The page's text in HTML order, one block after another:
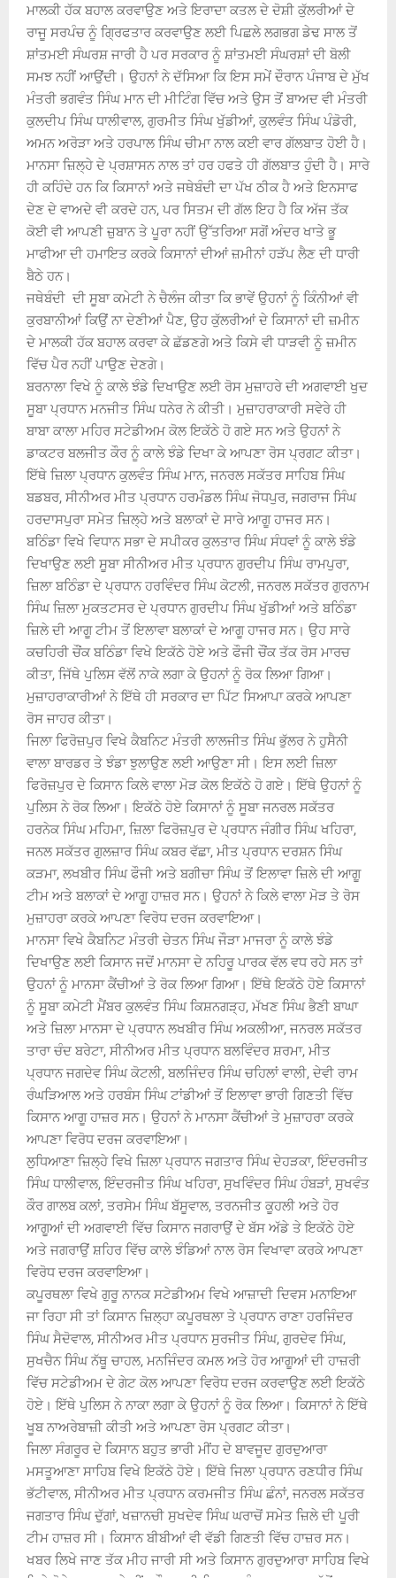
ਮਾਲਕੀ ਹੱਕ ਬਹਾਲ ਕਰਵਾਉਣ ਅਤੇ ਇਰਾਦਾ ਕਤਲ ਦੇ ਦੋਸ਼ੀ ਕੁੱਲਰੀਆਂ ਦੇ
ਰਾਜੂ ਸਰਪੰਚ ਨੂੰ ਗ੍ਰਿਫਤਾਰ ਕਰਵਾਉਣ ਲਈ ਪਿਛਲੇ ਲਗਭਗ ਡੇਢ ਸਾਲ ਤੋਂ
ਸ਼ਾਂਤਮਈ ਸੰਘਰਸ਼ ਜਾਰੀ ਹੈ ਪਰ ਸਰਕਾਰ ਨੂੰ ਸ਼ਾਂਤਮਈ ਸੰਘਰਸ਼ਾਂ ਦੀ ਬੋਲੀ
ਸਮਝ ਨਹੀਂ ਆਉਂਦੀ। ਉਹਨਾਂ ਨੇ ਦੱਸਿਆ ਕਿ ਇਸ ਸਮੇਂ ਦੌਰਾਨ ਪੰਜਾਬ ਦੇ ਮੁੱਖ
ਮੰਤਰੀ ਭਗਵੰਤ ਸਿੰਘ ਮਾਨ ਦੀ ਮੀਟਿੰਗ ਵਿੱਚ ਅਤੇ ਉਸ ਤੋਂ ਬਾਅਦ ਵੀ ਮੰਤਰੀ
ਕੁਲਦੀਪ ਸਿੰਘ ਧਾਲੀਵਾਲ, ਗੁਰਮੀਤ ਸਿੰਘ ਖੁੱਡੀਆਂ, ਕੁਲਵੰਤ ਸਿੰਘ ਪੰਡੋਰੀ,
ਅਮਨ ਅਰੋੜਾ ਅਤੇ ਹਰਪਾਲ ਸਿੰਘ ਚੀਮਾ ਨਾਲ ਕਈ ਵਾਰ ਗੱਲਬਾਤ ਹੋਈ ਹੈ।
ਮਾਨਸਾ ਜ਼ਿਲ੍ਹੇ ਦੇ ਪ੍ਰਸ਼ਾਸਨ ਨਾਲ ਤਾਂ ਹਰ ਹਫਤੇ ਹੀ ਗੱਲਬਾਤ ਹੁੰਦੀ ਹੈ। ਸਾਰੇ
ਹੀ ਕਹਿੰਦੇ ਹਨ ਕਿ ਕਿਸਾਨਾਂ ਅਤੇ ਜਥੇਬੰਦੀ ਦਾ ਪੱਖ ਠੀਕ ਹੈ ਅਤੇ ਇਨਸਾਫ
ਦੇਣ ਦੇ ਵਾਅਦੇ ਵੀ ਕਰਦੇ ਹਨ, ਪਰ ਸਿਤਮ ਦੀ ਗੱਲ ਇਹ ਹੈ ਕਿ ਅੱਜ ਤੱਕ
ਕੋਈ ਵੀ ਆਪਣੀ ਜ਼ੁਬਾਨ ਤੇ ਪੂਰਾ ਨਹੀਂ ਉੱਤਰਿਆ ਸਗੋਂ ਅੰਦਰ ਖਾਤੇ ਭੂ
ਮਾਫੀਆ ਦੀ ਹਮਾਇਤ ਕਰਕੇ ਕਿਸਾਨਾਂ ਦੀਆਂ ਜ਼ਮੀਨਾਂ ਹੜੱਪ ਲੈਣ ਦੀ ਧਾਰੀ
ਬੈਠੇ ਹਨ।
ਜਥੇਬੰਦੀ ਦੀ ਸੂਬਾ ਕਮੇਟੀ ਨੇ ਚੈਲੰਜ ਕੀਤਾ ਕਿ ਭਾਵੇਂ ਉਹਨਾਂ ਨੂੰ ਕਿੰਨੀਆਂ ਵੀ
ਕੁਰਬਾਨੀਆਂ ਕਿਉਂ ਨਾ ਦੇਣੀਆਂ ਪੈਣ, ਉਹ ਕੁੱਲਰੀਆਂ ਦੇ ਕਿਸਾਨਾਂ ਦੀ ਜ਼ਮੀਨ
ਦੇ ਮਾਲਕੀ ਹੱਕ ਬਹਾਲ ਕਰਵਾ ਕੇ ਛੱਡਣਗੇ ਅਤੇ ਕਿਸੇ ਵੀ ਧਾੜਵੀ ਨੂੰ ਜ਼ਮੀਨ
ਵਿੱਚ ਪੈਰ ਨਹੀਂ ਪਾਉਣ ਦੇਣਗੇ।
ਬਰਨਾਲਾ ਵਿਖੇ ਨੂੰ ਕਾਲੇ ਝੰਡੇ ਦਿਖਾਉਣ ਲਈ ਰੋਸ ਮੁਜ਼ਾਹਰੇ ਦੀ ਅਗਵਾਈ ਖੁਦ
ਸੂਬਾ ਪ੍ਰਧਾਨ ਮਨਜੀਤ ਸਿੰਘ ਧਨੇਰ ਨੇ ਕੀਤੀ। ਮੁਜ਼ਾਹਰਾਕਾਰੀ ਸਵੇਰੇ ਹੀ
ਬਾਬਾ ਕਾਲਾ ਮਹਿਰ ਸਟੇਡੀਅਮ ਕੋਲ ਇਕੱਠੇ ਹੋ ਗਏ ਸਨ ਅਤੇ ਉਹਨਾਂ ਨੇ
ਡਾਕਟਰ ਬਲਜੀਤ ਕੌਰ ਨੂੰ ਕਾਲੇ ਝੰਡੇ ਦਿਖਾ ਕੇ ਆਪਣਾ ਰੋਸ ਪ੍ਰਗਟ ਕੀਤਾ।
ਇੱਥੇ ਜ਼ਿਲਾ ਪ੍ਰਧਾਨ ਕੁਲਵੰਤ ਸਿੰਘ ਮਾਨ, ਜਨਰਲ ਸਕੱਤਰ ਸਾਹਿਬ ਸਿੰਘ
ਬਡਬਰ, ਸੀਨੀਅਰ ਮੀਤ ਪ੍ਰਧਾਨ ਹਰਮੰਡਲ ਸਿੰਘ ਜੋਧਪੁਰ, ਜਗਰਾਜ ਸਿੰਘ
ਹਰਦਾਸਪੁਰਾ ਸਮੇਤ ਜ਼ਿਲ੍ਹੇ ਅਤੇ ਬਲਾਕਾਂ ਦੇ ਸਾਰੇ ਆਗੂ ਹਾਜਰ ਸਨ।
ਬਠਿੰਡਾ ਵਿਖੇ ਵਿਧਾਨ ਸਭਾ ਦੇ ਸਪੀਕਰ ਕੁਲਤਾਰ ਸਿੰਘ ਸੰਧਵਾਂ ਨੂੰ ਕਾਲੇ ਝੰਡੇ
ਦਿਖਾਉਣ ਲਈ ਸੂਬਾ ਸੀਨੀਅਰ ਮੀਤ ਪ੍ਰਧਾਨ ਗੁਰਦੀਪ ਸਿੰਘ ਰਾਮਪੁਰਾ,
ਜ਼ਿਲਾ ਬਠਿੰਡਾ ਦੇ ਪ੍ਰਧਾਨ ਹਰਵਿੰਦਰ ਸਿੰਘ ਕੋਟਲੀ, ਜਨਰਲ ਸਕੱਤਰ ਗੁਰਨਾਮ
ਸਿੰਘ ਜ਼ਿਲਾ ਮੁਕਤਟਸਰ ਦੇ ਪ੍ਰਧਾਨ ਗੁਰਦੀਪ ਸਿੰਘ ਖੁੱਡੀਆਂ ਅਤੇ ਬਠਿੰਡਾ
ਜ਼ਿਲੇ ਦੀ ਆਗੂ ਟੀਮ ਤੋਂ ਇਲਾਵਾ ਬਲਾਕਾਂ ਦੇ ਆਗੂ ਹਾਜਰ ਸਨ। ਉਹ ਸਾਰੇ
ਕਚਹਿਰੀ ਚੌਂਕ ਬਠਿੰਡਾ ਵਿਖੇ ਇਕੱਠੇ ਹੋਏ ਅਤੇ ਫੌਜੀ ਚੌਂਕ ਤੱਕ ਰੋਸ ਮਾਰਚ
ਕੀਤਾ, ਜਿੱਥੇ ਪੁਲਿਸ ਵੱਲੋਂ ਨਾਕੇ ਲਗਾ ਕੇ ਉਹਨਾਂ ਨੂੰ ਰੋਕ ਲਿਆ ਗਿਆ।
ਮੁਜ਼ਾਹਰਾਕਾਰੀਆਂ ਨੇ ਇੱਥੇ ਹੀ ਸਰਕਾਰ ਦਾ ਪਿੱਟ ਸਿਆਪਾ ਕਰਕੇ ਆਪਣਾ
ਰੋਸ ਜਾਹਰ ਕੀਤਾ।
ਜਿਲਾ ਫਿਰੋਜ਼ਪੁਰ ਵਿਖੇ ਕੈਬਨਿਟ ਮੰਤਰੀ ਲਾਲਜੀਤ ਸਿੰਘ ਭੁੱਲਰ ਨੇ ਹੁਸੈਨੀ
ਵਾਲਾ ਬਾਰਡਰ ਤੇ ਝੰਡਾ ਝੁਲਾਉਣ ਲਈ ਆਉਣਾ ਸੀ। ਇਸ ਲਈ ਜ਼ਿਲਾ
ਫਿਰੋਜ਼ਪੁਰ ਦੇ ਕਿਸਾਨ ਕਿਲੇ ਵਾਲਾ ਮੋੜ ਕੋਲ ਇਕੱਠੇ ਹੋ ਗਏ। ਇੱਥੇ ਉਹਨਾਂ ਨੂੰ
ਪੁਲਿਸ ਨੇ ਰੋਕ ਲਿਆ। ਇਕੱਠੇ ਹੋਏ ਕਿਸਾਨਾਂ ਨੂੰ ਸੂਬਾ ਜਨਰਲ ਸਕੱਤਰ
ਹਰਨੇਕ ਸਿੰਘ ਮਹਿਮਾ, ਜ਼ਿਲਾ ਫਿਰੋਜ਼ਪੁਰ ਦੇ ਪ੍ਰਧਾਨ ਜੰਗੀਰ ਸਿੰਘ ਖਹਿਰਾ,
ਜਨਲ ਸਕੱਤਰ ਗੁਲਜ਼ਾਰ ਸਿੰਘ ਕਬਰ ਵੱਛਾ, ਮੀਤ ਪ੍ਰਧਾਨ ਦਰਸ਼ਨ ਸਿੰਘ
ਕੜਮਾ, ਲਖਬੀਰ ਸਿੰਘ ਫੌਜੀ ਅਤੇ ਬਗੀਚਾ ਸਿੰਘ ਤੋਂ ਇਲਾਵਾ ਜ਼ਿਲੇ ਦੀ ਆਗੂ
ਟੀਮ ਅਤੇ ਬਲਾਕਾਂ ਦੇ ਆਗੂ ਹਾਜ਼ਰ ਸਨ। ਉਹਨਾਂ ਨੇ ਕਿਲੇ ਵਾਲਾ ਮੋੜ ਤੇ ਰੋਸ
ਮੁਜ਼ਾਹਰਾ ਕਰਕੇ ਆਪਣਾ ਵਿਰੋਧ ਦਰਜ ਕਰਵਾਇਆ।
ਮਾਨਸਾ ਵਿਖੇ ਕੈਬਨਿਟ ਮੰਤਰੀ ਚੇਤਨ ਸਿੰਘ ਜੌੜਾ ਮਾਜਰਾ ਨੂੰ ਕਾਲੇ ਝੰਡੇ
ਦਿਖਾਉਣ ਲਈ ਕਿਸਾਨ ਜਦੋਂ ਮਾਨਸਾ ਦੇ ਨਹਿਰੂ ਪਾਰਕ ਵੱਲ ਵਧ ਰਹੇ ਸਨ ਤਾਂ
ਉਹਨਾਂ ਨੂੰ ਮਾਨਸਾ ਕੈਂਚੀਆਂ ਤੇ ਰੋਕ ਲਿਆ ਗਿਆ। ਇੱਥੇ ਇਕੱਠੇ ਹੋਏ ਕਿਸਾਨਾਂ
ਨੂੰ ਸੂਬਾ ਕਮੇਟੀ ਮੈਂਬਰ ਕੁਲਵੰਤ ਸਿੰਘ ਕਿਸ਼ਨਗੜ੍ਹ, ਮੱਖਣ ਸਿੰਘ ਭੈਣੀ ਬਾਘਾ
ਅਤੇ ਜ਼ਿਲਾ ਮਾਨਸਾ ਦੇ ਪ੍ਰਧਾਨ ਲਖਬੀਰ ਸਿੰਘ ਅਕਲੀਆ, ਜਨਰਲ ਸਕੱਤਰ
ਤਾਰਾ ਚੰਦ ਬਰੇਟਾ, ਸੀਨੀਅਰ ਮੀਤ ਪ੍ਰਧਾਨ ਬਲਵਿੰਦਰ ਸ਼ਰਮਾ, ਮੀਤ
ਪ੍ਰਧਾਨ ਜਗਦੇਵ ਸਿੰਘ ਕੋਟਲੀ, ਬਲਜਿੰਦਰ ਸਿੰਘ ਚਹਿਲਾਂ ਵਾਲੀ, ਦੇਵੀ ਰਾਮ
ਰੰਘੜਿਆਲ ਅਤੇ ਹਰਬੰਸ ਸਿੰਘ ਟਾਂਡੀਆਂ ਤੋਂ ਇਲਾਵਾ ਭਾਰੀ ਗਿਣਤੀ ਵਿੱਚ
ਕਿਸਾਨ ਆਗੂ ਹਾਜ਼ਰ ਸਨ। ਉਹਨਾਂ ਨੇ ਮਾਨਸਾ ਕੈਂਚੀਆਂ ਤੇ ਮੁਜ਼ਾਹਰਾ ਕਰਕੇ
ਆਪਣਾ ਵਿਰੋਧ ਦਰਜ ਕਰਵਾਇਆ।
ਲੁਧਿਆਣਾ ਜ਼ਿਲ੍ਹੇ ਵਿਖੇ ਜ਼ਿਲਾ ਪ੍ਰਧਾਨ ਜਗਤਾਰ ਸਿੰਘ ਦੇਹੜਕਾ, ਇੰਦਰਜੀਤ
ਸਿੰਘ ਧਾਲੀਵਾਲ, ਇੰਦਰਜੀਤ ਸਿੰਘ ਖਹਿਰਾ, ਸੁਖਵਿੰਦਰ ਸਿੰਘ ਹੰਬੜਾਂ, ਸੁਖਵੰਤ
ਕੌਰ ਗਾਲਬ ਕਲਾਂ, ਤਰਸੇਮ ਸਿੰਘ ਬੱਸੂਵਾਲ, ਤਰਨਜੀਤ ਕੂਹਲੀ ਅਤੇ ਹੋਰ
ਆਗੂਆਂ ਦੀ ਅਗਵਾਈ ਵਿੱਚ ਕਿਸਾਨ ਜਗਰਾਉਂ ਦੇ ਬੱਸ ਅੱਡੇ ਤੇ ਇਕੱਠੇ ਹੋਏ
ਅਤੇ ਜਗਰਾਉਂ ਸ਼ਹਿਰ ਵਿੱਚ ਕਾਲੇ ਝੰਡਿਆਂ ਨਾਲ ਰੋਸ ਵਿਖਾਵਾ ਕਰਕੇ ਆਪਣਾ
ਵਿਰੋਧ ਦਰਜ ਕਰਵਾਇਆ।
ਕਪੂਰਥਲਾ ਵਿਖੇ ਗੁਰੂ ਨਾਨਕ ਸਟੇਡੀਅਮ ਵਿਖੇ ਆਜ਼ਾਦੀ ਦਿਵਸ ਮਨਾਇਆ
ਜਾ ਰਿਹਾ ਸੀ ਤਾਂ ਕਿਸਾਨ ਜ਼ਿਲ੍ਹਾ ਕਪੂਰਥਲਾ ਤੇ ਪ੍ਰਧਾਨ ਰਾਣਾ ਹਰਜਿੰਦਰ
ਸਿੰਘ ਸੈਦੋਵਾਲ, ਸੀਨੀਅਰ ਮੀਤ ਪ੍ਰਧਾਨ ਸੁਰਜੀਤ ਸਿੰਘ, ਗੁਰਦੇਵ ਸਿੰਘ,
ਸੁਖਚੈਨ ਸਿੰਘ ਨੱਥੂ ਚਾਹਲ, ਮਨਜਿੰਦਰ ਕਮਲ ਅਤੇ ਹੋਰ ਆਗੂਆਂ ਦੀ ਹਾਜ਼ਰੀ
ਵਿੱਚ ਸਟੇਡੀਅਮ ਦੇ ਗੇਟ ਕੋਲ ਆਪਣਾ ਵਿਰੋਧ ਦਰਜ ਕਰਵਾਉਣ ਲਈ ਇਕੱਠੇ
ਹੋਏ। ਇੱਥੇ ਪੁਲਿਸ ਨੇ ਨਾਕਾ ਲਗਾ ਕੇ ਉਹਨਾਂ ਨੂੰ ਰੋਕ ਲਿਆ। ਕਿਸਾਨਾਂ ਨੇ ਇੱਥੇ
ਖੂਬ ਨਾਅਰੇਬਾਜ਼ੀ ਕੀਤੀ ਅਤੇ ਆਪਣਾ ਰੋਸ ਪ੍ਰਗਟ ਕੀਤਾ।
ਜਿਲਾ ਸੰਗਰੂਰ ਦੇ ਕਿਸਾਨ ਬਹੁਤ ਭਾਰੀ ਮੀਂਹ ਦੇ ਬਾਵਜੂਦ ਗੁਰਦੁਆਰਾ
ਮਸਤੂਆਣਾ ਸਾਹਿਬ ਵਿਖੇ ਇਕੱਠੇ ਹੋਏ। ਇੱਥੇ ਜਿਲਾ ਪ੍ਰਧਾਨ ਰਣਧੀਰ ਸਿੰਘ
ਭੱਟੀਵਾਲ, ਸੀਨੀਅਰ ਮੀਤ ਪ੍ਰਧਾਨ ਕਰਮਜੀਤ ਸਿੰਘ ਛੰਨਾਂ, ਜਨਰਲ ਸਕੱਤਰ
ਜਗਤਾਰ ਸਿੰਘ ਦੁੱਗਾਂ, ਖਜ਼ਾਨਚੀ ਸੁਖਦੇਵ ਸਿੰਘ ਘਰਾਚੋਂ ਸਮੇਤ ਜ਼ਿਲੇ ਦੀ ਪੂਰੀ
ਟੀਮ ਹਾਜ਼ਰ ਸੀ। ਕਿਸਾਨ ਬੀਬੀਆਂ ਵੀ ਵੱਡੀ ਗਿਣਤੀ ਵਿੱਚ ਹਾਜ਼ਰ ਸਨ।
ਖਬਰ ਲਿਖੇ ਜਾਣ ਤੱਕ ਮੀਹ ਜਾਰੀ ਸੀ ਅਤੇ ਕਿਸਾਨ ਗੁਰਦੁਆਰਾ ਸਾਹਿਬ ਵਿਖੇ